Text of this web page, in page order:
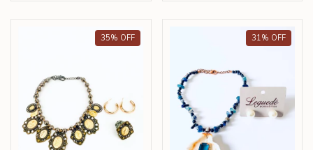
35% OFF 31% OFF